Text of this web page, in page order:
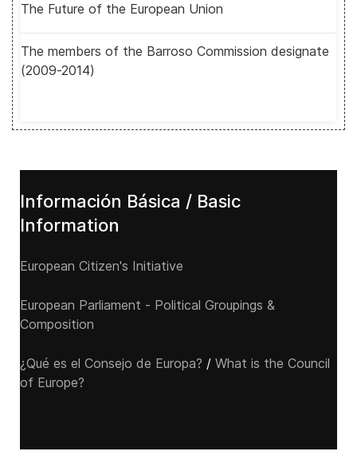
The Future of the European Union
The members of the Barroso Commission designate
(2009-2014)
Información Básica / Basic
Information
European Citizen's Initiative
European Parliament - Political Groupings &
Composition
¿Qué es el Consejo de Europa? / What is the Council
of Europe?